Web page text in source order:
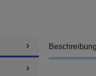
Beschreibung